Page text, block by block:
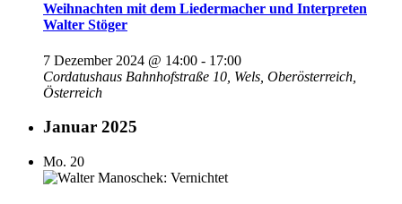
Weihnachten mit dem Liedermacher und Interpreten
Walter Stöger
7 Dezember 2024 @ 14:00 - 17:00
Cordatushaus Bahnhofstraße 10, Wels, Oberösterreich,
Österreich
Januar 2025
Mo. 20